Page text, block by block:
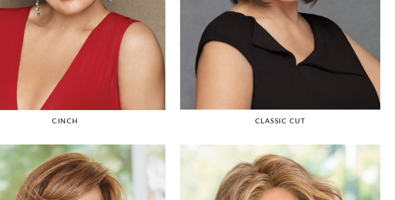
CINCH CLASSIC CUT